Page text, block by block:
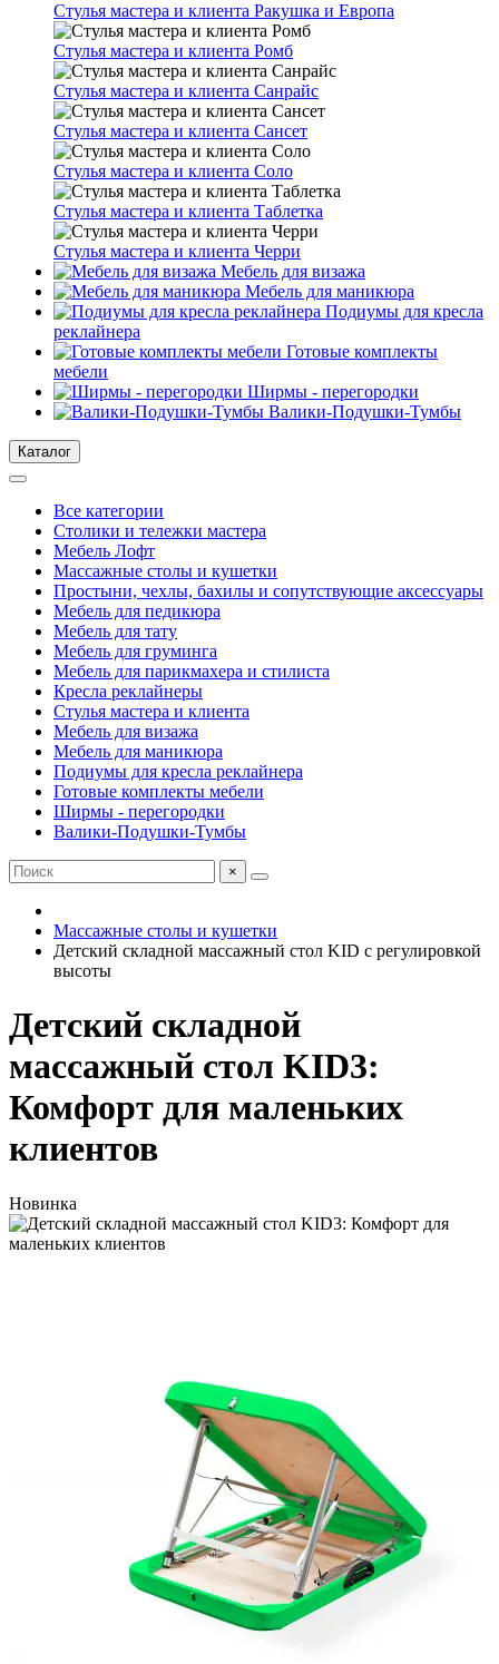
Стулья мастера и клиента Ракушка и Европа
Стулья мастера и клиента Ромб
Стулья мастера и клиента Санрайс
Стулья мастера и клиента Сансет
Стулья мастера и клиента Соло
Стулья мастера и клиента Таблетка
Стулья мастера и клиента Черри
Мебель для визажа
Мебель для маникюра
Подиумы для кресла
реклайнера
Готовые комплекты
мебели
Ширмы - перегородки
Валики-Подушки-Тумбы
Каталог
Все категории
Столики и тележки мастера
Мебель Лофт
Массажные столы и кушетки
Простыни, чехлы, бахилы и сопутствующие аксессуары
Мебель для педикюра
Мебель для тату
Мебель для груминга
Мебель для парикмахера и стилиста
Кресла реклайнеры
Стулья мастера и клиента
Мебель для визажа
Мебель для маникюра
Подиумы для кресла реклайнера
Готовые комплекты мебели
Ширмы - перегородки
Валики-Подушки-Тумбы
×
Массажные столы и кушетки
Детский складной массажный стол KID с регулировкой
высоты
Детский складной
массажный стол KID3:
Комфорт для маленьких
клиентов
Новинка